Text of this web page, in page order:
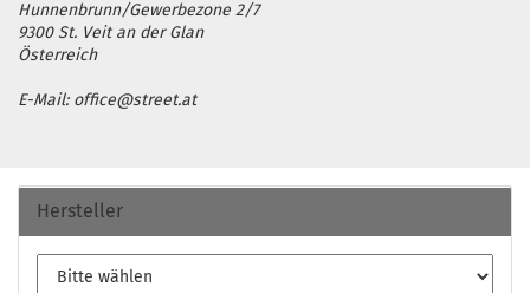
Hunnenbrunn/Gewerbezone 2/7
9300 St. Veit an der Glan
Österreich
E-Mail: office@street.at
Hersteller